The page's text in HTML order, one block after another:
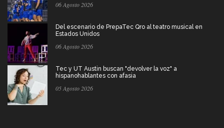
06 Agosto 2026
Del escenario de PrepaTec Qro al teatro musical en
Estados Unidos
06 Agosto 2026
Tec y UT Austin buscan "devolver la voz" a
hispanohablantes con afasia
05 Agosto 2026